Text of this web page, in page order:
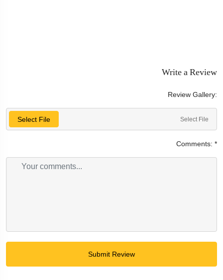
Write a Review
Review Gallery:
Select File Select File
Comments: *
Submit Review